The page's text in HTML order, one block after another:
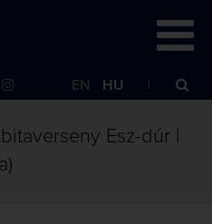
EN HU
Esz-dúr |